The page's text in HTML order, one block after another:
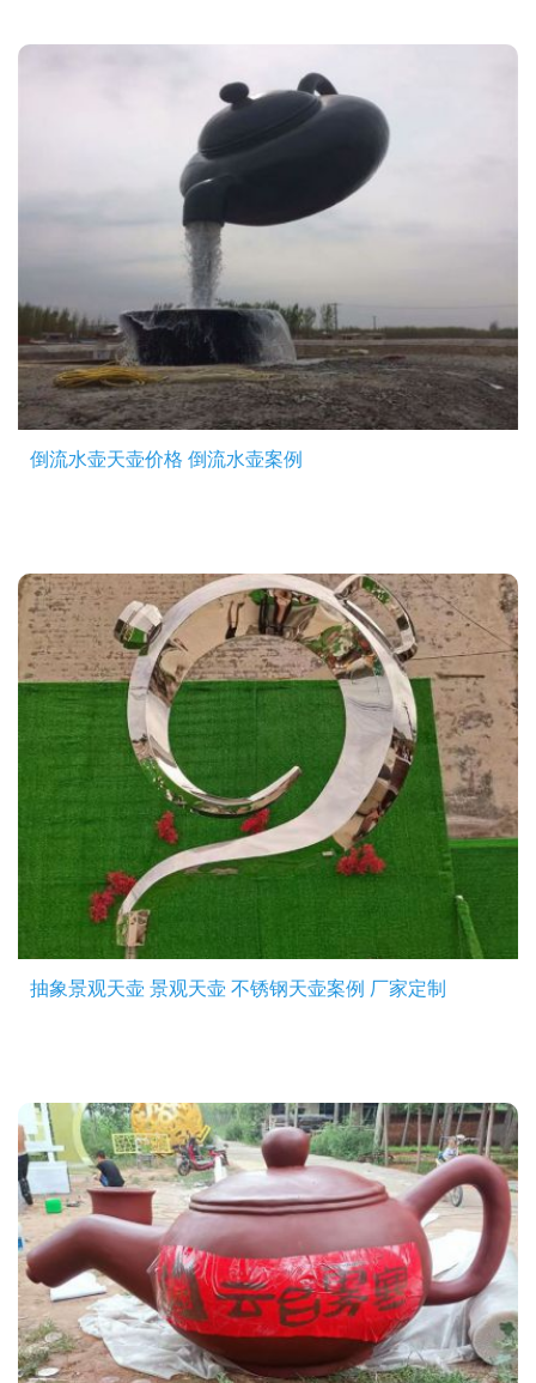
倒流水壶天壶价格 倒流水壶案例
抽象景观天壶 景观天壶 不锈钢天壶案例 厂家定制